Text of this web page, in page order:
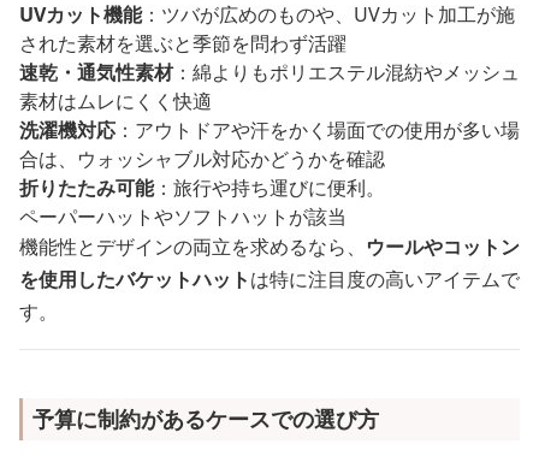
UVカット機能：ツバが広めのものや、UVカット加工が施
された素材を選ぶと季節を問わず活躍
速乾・通気性素材：綿よりもポリエステル混紡やメッシュ
素材はムレにくく快適
洗濯機対応 ：アウトドアや汗をかく場面での使用が多い場
合は、ウォッシャブル対応かどうかを確認
折りたたみ可能：旅行や持ち運びに便利。
ペーパーハットやソフトハットが該当
機能性とデザインの両立を求めるなら、 ウールやコットン
を使用したバケットハットは特に注目度の高いアイテムで
す。
予算に制約があるケースでの選び方